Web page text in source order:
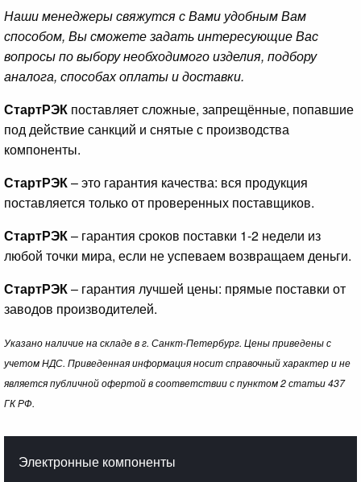
Наши менеджеры свяжутся с Вами удобным Вам
способом, Вы сможете задать интересующие Вас
вопросы по выбору необходимого изделия, подбору
аналога, способах оплаты и доставки.
СтартРЭК поставляет сложные, запрещённые, попавшие
под действие санкций и снятые с производства
компоненты.
СтартРЭК– это гарантия качества: вся продукция
поставляется только от проверенных поставщиков.
СтартРЭК– гарантия сроков поставки 1-2 недели из
любой точки мира, если не успеваем возвращаем деньги.
СтартРЭК– гарантия лучшей цены: прямые поставки от
заводов производителей.
Указано наличие на складе в г. Санкт-Петербург. Цены приведены с
учетом НДС. Приведенная информация носит справочный характер и не
является публичной офертой в соответствии с пунктом 2 статьи 437
ГК РФ.
Электронные компоненты